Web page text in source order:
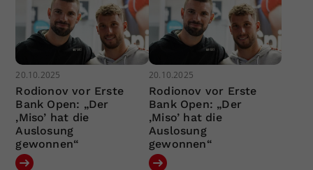
20.10.2025
Rodionov vor Erste
Bank Open: „Der
‚Miso’ hat die
Auslosung
gewonnen“
20.10.2025
Rodionov vor Erste
Bank Open: „Der
‚Miso’ hat die
Auslosung
gewonnen“